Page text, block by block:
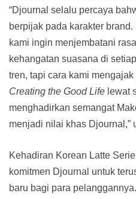
“Djournal selalu percaya
berpijak pada karakter
kami ingin menjembatani
kehangatan suasana di
tren, tapi cara kami
Creating the Good Life lewat
menghadirkan semangat
menjadi nilai khas Djournal,”
Kehadiran Korean Latte
komitmen Djournal untuk
baru bagi para